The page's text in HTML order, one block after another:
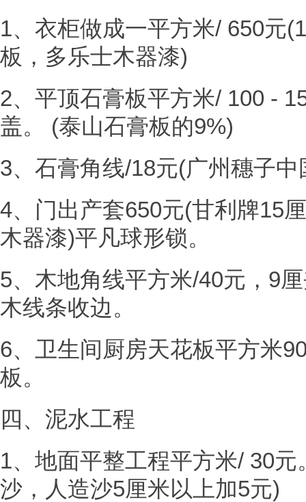
1、衣柜做成一平方米/ 650元
板，多乐士木器漆)
2、平顶石膏板平方米/ 100 -
盖。 (泰山石膏板的9%)
3、石膏角线/18元(广州穗子
4、门出产套650元(甘利牌15
木器漆)平凡球形锁。
5、木地角线平方米/40元，9
木线条收边。
6、卫生间厨房天花板平方米
板。
四、泥水工程
1、地面平整工程平方米/ 30
沙，人造沙5厘米以上加5元)